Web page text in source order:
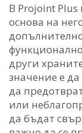
В Projoint
основа на
други
значение е
да
или
да бъдат